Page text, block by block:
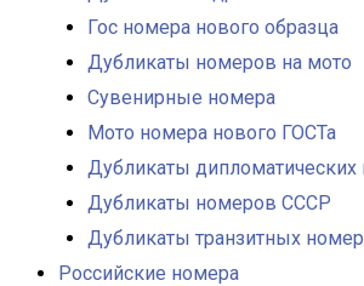
Гос номера нового образца
Дубликаты номеров на мото
Сувенирные номера
Мото номера нового ГОСТа
Дубликаты
Дубликаты номеров СССР
Дубликаты транзитных
Российские номера